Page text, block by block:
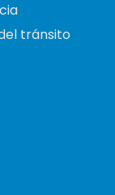
tránsito